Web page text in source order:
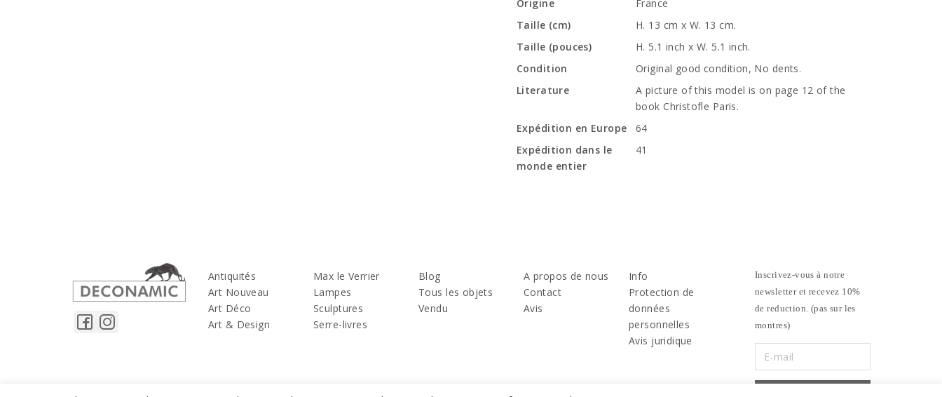
Origine
France
Taille (cm)
H. 13 cm x W. 13 cm.
Taille (pouces)
H. 5.1 inch x W. 5.1 inch.
Condition
Original good condition, No dents.
Literature
A picture of this model is on page 12 of the
book Christofle Paris.
Expédition en Europe
64
Expédition dans le
monde entier
41
Antiquités
Art Nouveau
Art Déco
Art & Design
Max le Verrier
Lampes
Sculptures
Serre-livres
Blog
Tous les objets
Vendu
A propos de nous
Contact
Avis
Info
Protection de
données
personnelles
Avis juridique
Inscrivez-vous à notre
newsletter et recevez 10%
de reduction. (pas sur les
montres)